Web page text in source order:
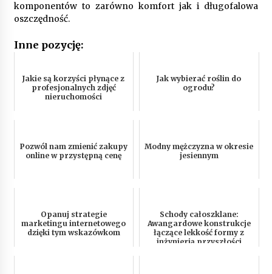
komponentów to zarówno komfort jak i długofalowa
oszczędność.
Inne pozycję:
Jakie są korzyści płynące z
profesjonalnych zdjęć
nieruchomości
Jak wybierać roślin do
ogrodu?
Pozwól nam zmienić zakupy
online w przystępną cenę
Modny mężczyzna w okresie
jesiennym
Opanuj strategie
marketingu internetowego
dzięki tym wskazówkom
Schody całoszklane:
Awangardowe konstrukcje
łączące lekkość formy z
inżynierią przyszłości